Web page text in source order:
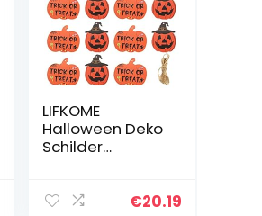
LIFKOME
Halloween Deko
Schilder
Türschilder
€20.19